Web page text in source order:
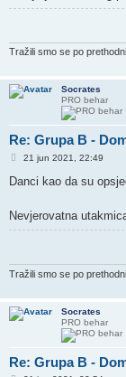
Tražili smo se po
Socrates
PRO behar
Re: Grupa B -
P
s
21 jun 2021, 22:49
Danci kao da su
Nevjerovatna
Tražili smo se po
Socrates
PRO behar
Re: Grupa B -